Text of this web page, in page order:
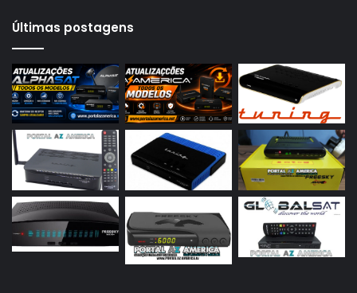
Azamerica S2005
Azamerica S2010
Azamerica S2015
Azamerica S922
Azamerica S922 Mini
Azamerica S928
Azamerica Silver
Azamerica Silver GX PRO
Azamerica Silver IPTV
Últimas postagens